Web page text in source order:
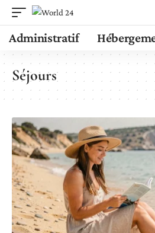
Administratif
Séjours